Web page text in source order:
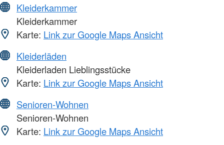
Kleiderkammer
Kleiderkammer
Karte: Link zur Google Maps Ansicht
Kleiderläden
Kleiderladen Lieblingsstücke
Karte: Link zur Google Maps Ansicht
Senioren-Wohnen
Senioren-Wohnen
Karte: Link zur Google Maps Ansicht